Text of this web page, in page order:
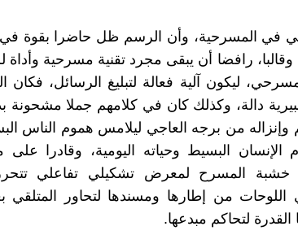
في المسرحية، وأن الرسم ظل حاضرا بقوة
رافضا أن يبقى مجرد تقنية مسرحية وأداة
ليكون آلية فعالة لتبليغ الرسائل، فكان
دالة، وكذلك كان في كلامهم جملا مشحونة
من برجه العاجي ليلامس هموم الناس
البسيط وحياته اليومية، وقادرا على
خشبة المسرح لمعرض تشكيلي تفاعلي
من إطارها ومسندها لتحاور المتلقي
لتحاكم مبدعها.